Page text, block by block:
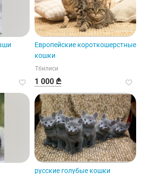
Европейские короткошерстные
кошки
Тбилиси
1 000 ₾
русские голубые кошки